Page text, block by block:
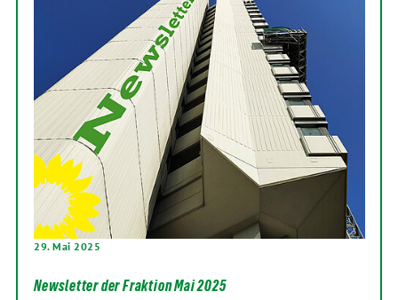
29. Mai 2025
Newsletter der Fraktion Mai 2025